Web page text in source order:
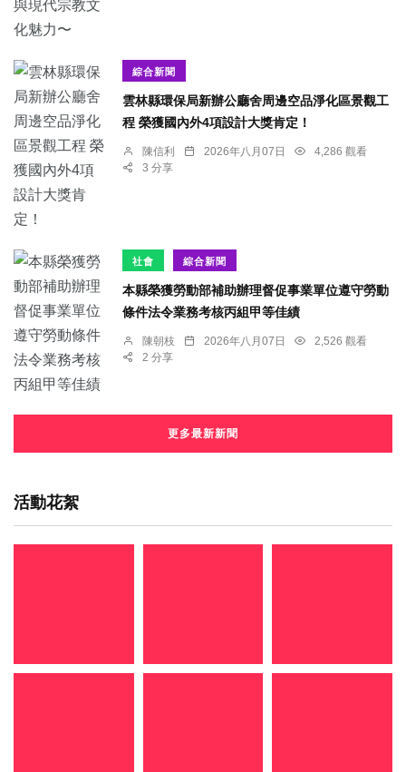
綜合新聞
雲林縣環保局新辦公廳舍周邊空品淨化區景觀工
程 榮獲國內外4項設計大獎肯定！
陳信利 2026年八月07日
4,286 觀看
3 分享
社會 綜合新聞
本縣榮獲勞動部補助辦理督促事業單位遵守勞動
條件法令業務考核丙組甲等佳績
陳朝枝 2026年八月07日
2,526 觀看
2 分享
更多最新新聞
活動花絮